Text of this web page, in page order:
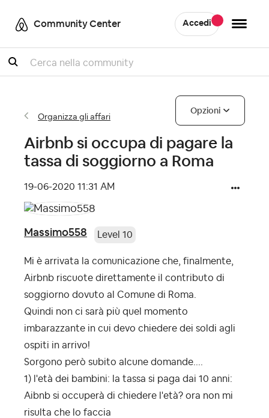
Community Center Accedi
Cercare
Organizza gli affari
Opzioni
Airbnb si occupa di pagare la
tassa di soggiorno a Roma
‎19-06-2020 11:31 AM
Massimo558 Level 10
Mi è arrivata la comunicazione che, finalmente,
Airbnb riscuote direttamente il contributo di
soggiorno dovuto al Comune di Roma.
Quindi non ci sarà più quel momento
imbarazzante in cui devo chiedere dei soldi agli
ospiti in arrivo!
Sorgono però subito alcune domande....
1) l'età dei bambini: la tassa si paga dai 10 anni:
Aibnb si occuperà di chiedere l'età? ora non mi
risulta che lo faccia